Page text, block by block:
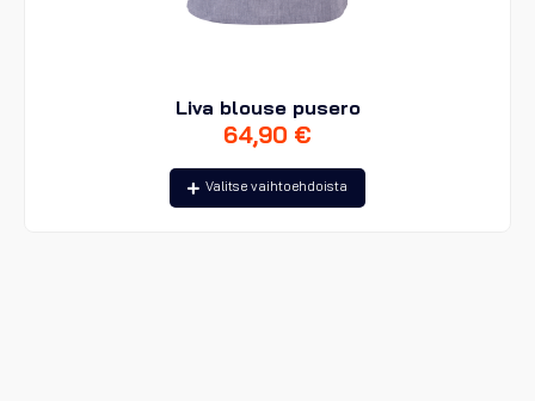
Liva blouse pusero
64,90 €
Valitse vaihtoehdoista
Tällä
tuotteella